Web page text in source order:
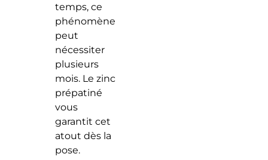
temps, ce
phénomène
peut
nécessiter
plusieurs
mois. Le zinc
prépatiné
vous
garantit cet
atout dès la
pose.